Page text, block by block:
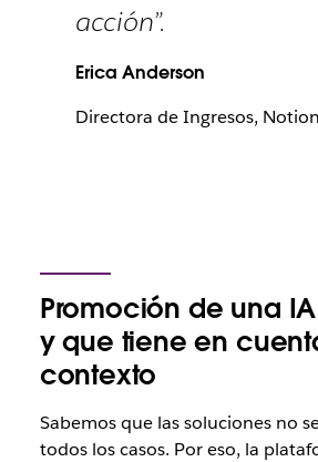
acción”.
Erica Anderson
Directora de Ingresos, Notion
Promoción de una
y que tiene en
contexto
Sabemos que las soluciones no
todos los casos. Por eso, la